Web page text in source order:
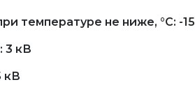
температуре не ниже, °С: -15
3 кВ
кВ